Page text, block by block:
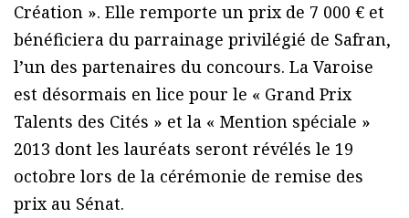
Création ». Elle remporte un prix de 7 000 € et
bénéficiera du parrainage privilégié de Safran,
l’un des partenaires du concours. La Varoise
est désormais en lice pour le « Grand Prix
Talents des Cités » et la « Mention spéciale »
2013 dont les lauréats seront révélés le 19
octobre lors de la cérémonie de remise des
prix au Sénat.